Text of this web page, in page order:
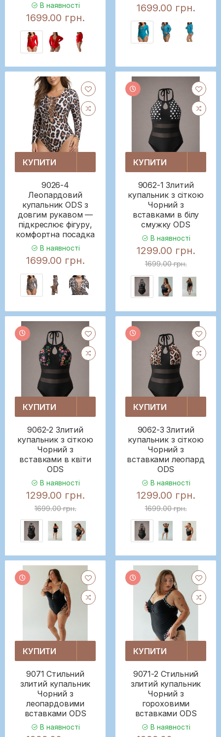
В наявності
1699.00 грн.
1699.00 грн.
КУПИТИ
9026-4
Леопардовий
купальник ODS з
довгим рукавом —
підкреслює фігуру,
комфортна посадка
В наявності
1699.00 грн.
КУПИТИ
9062-1 Злитий
купальник з сіткою
Чорний з
вставками в білу
смужку ODS
В наявності
1299.00 грн.
1699.00 грн.
КУПИТИ
9062-2 Злитий
купальник з сіткою
Чорний з
вставками в квіти
ODS
В наявності
1299.00 грн.
1699.00 грн.
КУПИТИ
9062-3 Злитий
купальник з сіткою
Чорний з
вставками леопард
ODS
В наявності
1299.00 грн.
1699.00 грн.
КУПИТИ
9071 Стильний
злитий купальник
Чорний з
леопардовими
вставками ODS
В наявності
КУПИТИ
9071-2 Стильний
злитий купальник
Чорний з
гороховими
вставками ODS
В наявності